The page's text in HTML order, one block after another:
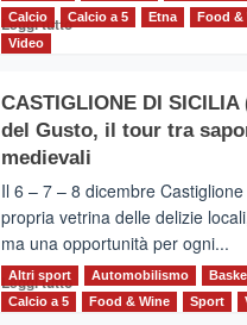
Leggi tuttoLeggi
MOIO
ALCANTARA
–
alla
scoperta
del
territorio,
tra
sport
Calcio
Calcio a 5 Etna Food &
Video
CASTIGLIONE DI
del Gusto, il tour tra
medievali
Il 6 – 7 – 8 dicembre
propria vetrina delle delizie
ma una opportunità per ogni...
Leggi tuttoLeggi
Altri sport Automobilismo
Calcio a 5
Food & Wine Sport